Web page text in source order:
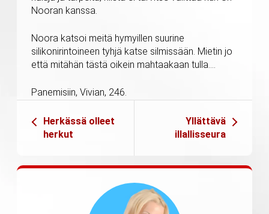
Nooran kanssa.
Noora katsoi meitä hymyillen suurine
silikonirintoineen tyhjä katse silmissään. Mietin jo
että mitähän tästä oikein mahtaakaan tulla….
Panemisiin, Vivian, 246.
Herkässä olleet
herkut
Yllättävä
illallisseura